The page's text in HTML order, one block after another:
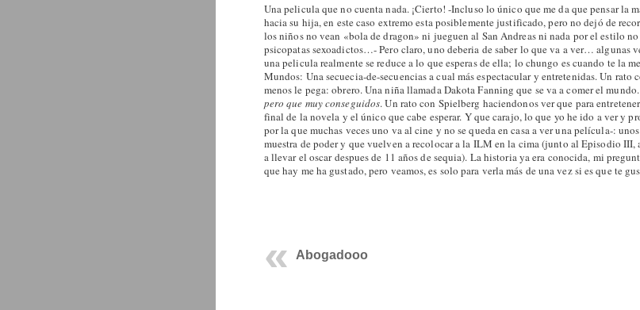
Una pelicula que no cuenta nada. ¡Cierto! -Incluso lo único que me da que pensar la
hacia su hija, en este caso extremo esta posiblemente justificado, pero no dejó de
los niños no vean «bola de dragon» ni jueguen al San Andreas ni nada por el estilo no
psicopatas sexoadictos…- Pero claro, uno deberia de saber lo que va a ver… algunas
una pelicula realmente se reduce a lo que esperas de ella; lo chungo es cuando te la
Mundos: Una secuecia-de-secuencias a cual más espectacular y entretenidas. Un rato
menos le pega: obrero. Una niña llamada Dakota Fanning que se va a comer el
pero que muy conseguidos. Un rato con Spielberg haciendonos ver que para
final de la novela y el único que cabe esperar. Y que carajo, lo que yo he ido a ver y
por la que muchas veces uno va al cine y no se queda en casa a ver una película-:
muestra de poder y que vuelven a recolocar a la ILM en la cima (junto al Episodio III,
a llevar el oscar despues de 11 años de sequia). La historia ya era conocida, mi
que hay me ha gustado, pero veamos, es solo para verla más de una vez si es que te
Abogadooo